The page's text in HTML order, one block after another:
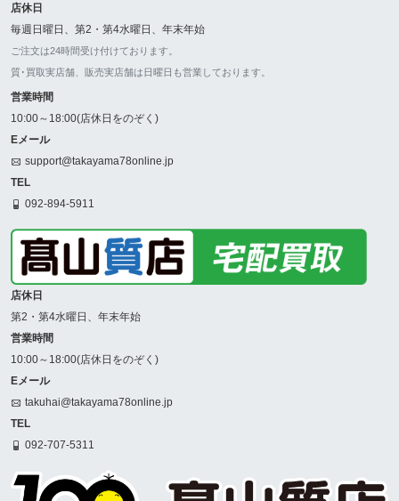
店休日
毎週日曜日、第2・第4水曜日、年末年始
ご注文は24時間受け付けております。
質･買取実店舗、販売実店舗は日曜日も営業しております。
営業時間
10:00～18:00(店休日をのぞく)
Eメール
support@takayama78online.jp
TEL
092-894-5911
店休日
第2・第4水曜日、年末年始
営業時間
10:00～18:00(店休日をのぞく)
Eメール
takuhai@takayama78online.jp
TEL
092-707-5311